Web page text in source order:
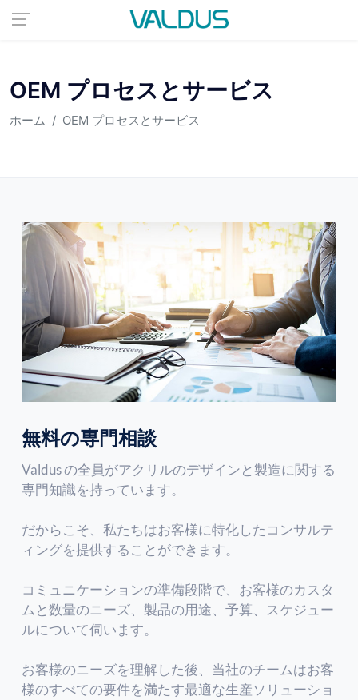
OEM プロセスとサービス
ホーム OEM プロセスとサービス
無料の専門相談
Valdus の全員がアクリルのデザインと製造に関する
専門知識を持っています。
だからこそ、私たちはお客様に特化したコンサルテ
ィングを提供することができます。
コミュニケーションの準備段階で、お客様のカスタ
ムと数量のニーズ、製品の用途、予算、スケジュー
ルについて伺います。
お客様のニーズを理解した後、当社のチームはお客
様のすべての要件を満たす最適な生産ソリューショ